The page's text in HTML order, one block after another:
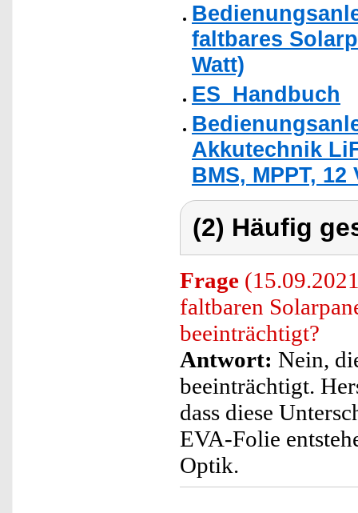
faltbares
Watt)
ES_Handbuch
Akkutechnik
BMS, MPPT, 12
(2) Häufig
Frage
faltbaren
beeinträchtigt?
Antwort: Nein,
beeinträchtigt.
dass diese
EVA-Folie
Optik.